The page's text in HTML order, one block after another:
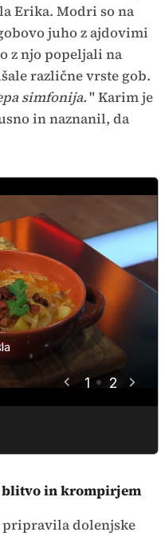
Erika. Modri so na
juho z ajdovimi
z njo popeljali na
različne vrste gob.
simfonija." Karim je
in naznanil, da
1 2
blitvo in krompirjem
pripravila dolenjske